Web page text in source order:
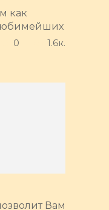
как
0 1.6к.
Вам